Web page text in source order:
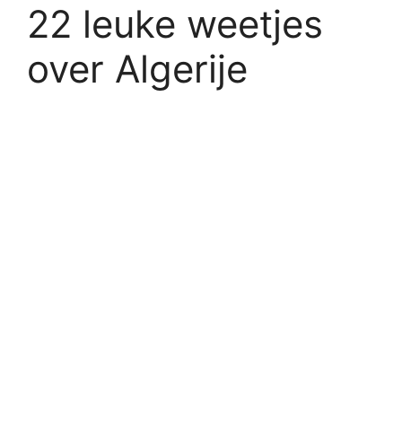
22 leuke weetjes
over Algerije